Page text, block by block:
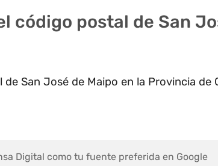
código postal de San
de San José de Maipo en la Provincia de
Digital como tu fuente preferida en Google